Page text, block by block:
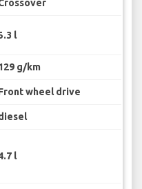
l
g/km
wheel drive
l